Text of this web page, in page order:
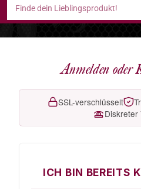
Anmelden oder
SSL-verschlüsselt
Diskreter
ICH BIN BEREITS